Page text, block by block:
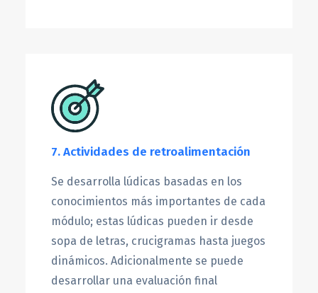
7. Actividades de retroalimentación
Se desarrolla lúdicas basadas en los
conocimientos más importantes de cada
módulo; estas lúdicas pueden ir desde
sopa de letras, crucigramas hasta juegos
dinámicos. Adicionalmente se puede
desarrollar una evaluación final